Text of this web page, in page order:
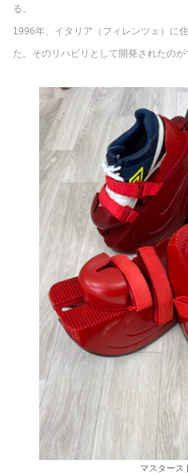
る。
1996年、イタリア（フィレンツェ）に
た。そのリハビリとして開発されたのが
マスタース